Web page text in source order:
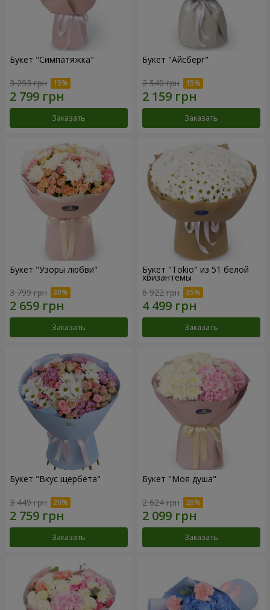
Букет "Симпатяжка"
3 293 грн
Заказать
Букет "Айсберг"
2 540 грн
Заказать
Букет "Узоры любви"
3 799 грн
Заказать
Букет "Tokio" из 51 белой
хризантемы
6 922 грн
Заказать
Букет "Вкус щербета"
3 449 грн
Заказать
Букет "Моя душа"
2 624 грн
Заказать